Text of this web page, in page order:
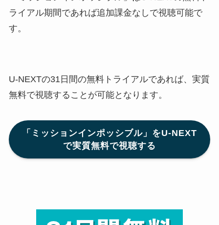
ライアル期間であれば追加課金なしで視聴可能で
す。
U-NEXTの31日間の無料トライアルであれば、実質
無料で視聴することが可能となります。
「ミッションインポッシブル」をU-NEXT
で実質無料で視聴する